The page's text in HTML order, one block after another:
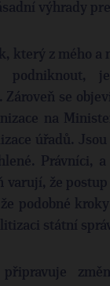
výhrady
který z mého a
Zároveň se
na
úřadů.
Právníci,
varují, že postup
podobné
státní